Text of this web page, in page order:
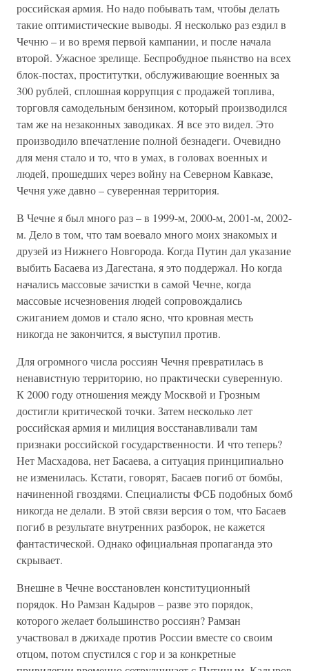
российская армия. Но надо побывать там, чтобы делать
такие оптимистические выводы. Я несколько раз ездил в
Чечню – и во время первой кампании, и после начала
второй. Ужасное зрелище. Беспробудное пьянство на всех
блок-постах, проститутки, обслуживающие военных за
300 рублей, сплошная коррупция с продажей топлива,
торговля самодельным бензином, который производился
там же на незаконных заводиках. Я все это видел. Это
производило впечатление полной безнадеги. Очевидно
для меня стало и то, что в умах, в головах военных и
людей, прошедших через войну на Северном Кавказе,
Чечня уже давно – суверенная территория.
В Чечне я был много раз – в 1999-м, 2000-м, 2001-м, 2002-
м. Дело в том, что там воевало много моих знакомых и
друзей из Нижнего Новгорода. Когда Путин дал указание
выбить Басаева из Дагестана, я это поддержал. Но когда
начались массовые зачистки в самой Чечне, когда
массовые исчезновения людей сопровождались
сжиганием домов и стало ясно, что кровная месть
никогда не закончится, я выступил против.
Для огромного числа россиян Чечня превратилась в
ненавистную территорию, но практически суверенную.
К 2000 году отношения между Москвой и Грозным
достигли критической точки. Затем несколько лет
российская армия и милиция восстанавливали там
признаки российской государственности. И что теперь?
Нет Масхадова, нет Басаева, а ситуация принципиально
не изменилась. Кстати, говорят, Басаев погиб от бомбы,
начиненной гвоздями. Специалисты ФСБ подобных бомб
никогда не делали. В этой связи версия о том, что Басаев
погиб в результате внутренних разборок, не кажется
фантастической. Однако официальная пропаганда это
скрывает.
Внешне в Чечне восстановлен конституционный
порядок. Но Рамзан Кадыров – разве это порядок,
которого желает большинство россиян? Рамзан
участвовал в джихаде против России вместе со своим
отцом, потом спустился с гор и за конкретные